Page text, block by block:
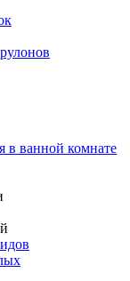
в ванной комнате